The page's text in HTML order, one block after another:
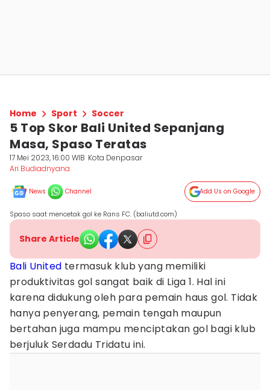
Home Sport Soccer
5 Top Skor Bali United Sepanjang
Masa, Spaso Teratas
17 Mei 2023, 16:00 WIB Kota Denpasar
Ari Budiadnyana
News Channel Add Us on Google
Spaso saat mencetak gol ke Rans FC. (baliutd.com)
Share Article
Bali United termasuk klub yang memiliki
produktivitas gol sangat baik di Liga 1. Hal ini
karena didukung oleh para pemain haus gol. Tidak
hanya penyerang, pemain tengah maupun
bertahan juga mampu menciptakan gol bagi klub
berjuluk Serdadu Tridatu ini.